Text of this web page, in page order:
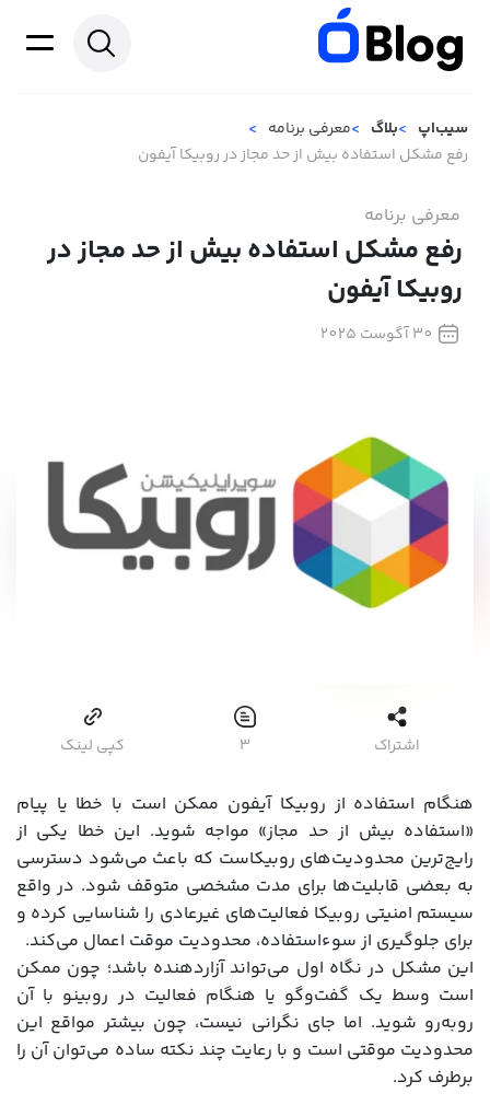
سیب‌اپ بلاگ
معرفی برنامه
رفع مشکل استفاده بیش از حد مجاز در روبیکا آیفون
معرفی برنامه
رفع مشکل استفاده بیش از حد مجاز در
روبیکا آیفون
30 آگوست 2025
اشتراک 3 کپی لینک
هنگام استفاده از روبیکا آیفون ممکن است با خطا یا پیام
«استفاده بیش از حد مجاز» مواجه شوید. این خطا یکی از
رایج‌ترین محدودیت‌های روبیکاست که باعث می‌شود دسترسی
به بعضی قابلیت‌ها برای مدت مشخصی متوقف شود. در واقع
سیستم امنیتی روبیکا فعالیت‌های غیرعادی را شناسایی کرده و
برای جلوگیری از سوءاستفاده، محدودیت موقت اعمال می‌کند.
این مشکل در نگاه اول می‌تواند آزاردهنده باشد؛ چون ممکن
است وسط یک گفت‌وگو یا هنگام فعالیت در روبینو با آن
روبه‌رو شوید. اما جای نگرانی نیست، چون بیشتر مواقع این
محدودیت موقتی است و با رعایت چند نکته ساده می‌توان آن را
برطرف کرد.